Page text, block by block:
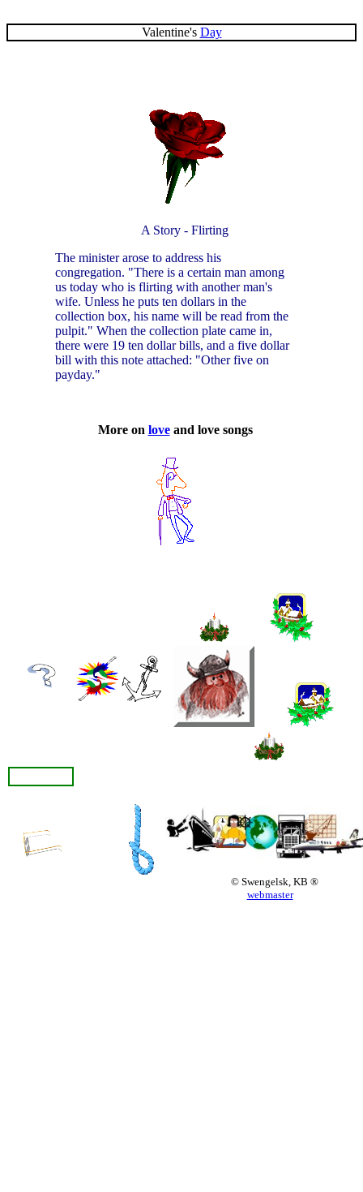
Valentine's Day
A Story - Flirting
The minister arose to address his
congregation. "There is a certain man among
us today who is flirting with another man's
wife. Unless he puts ten dollars in the
collection box, his name will be read from the
pulpit." When the collection plate came in,
there were 19 ten dollar bills, and a five dollar
bill with this note attached: "Other five on
payday."
More on loveand love songs
© Swengelsk, KB ®
webmaster